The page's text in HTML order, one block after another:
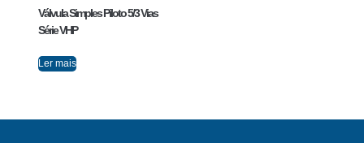
Válvula Simples Piloto 5/3 Vias
Série VHP
Ler mais